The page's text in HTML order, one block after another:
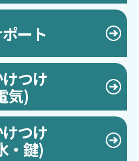
ート
つけ
気)
つけ
・鍵)